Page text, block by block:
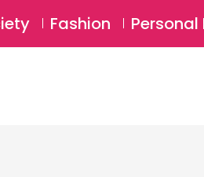
Login ⚲
Fashion Personal